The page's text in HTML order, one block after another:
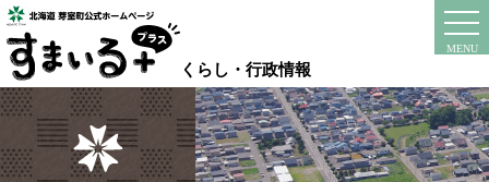
本
文
へ
移
動
る
くらし・行政情報
MENU
instagram